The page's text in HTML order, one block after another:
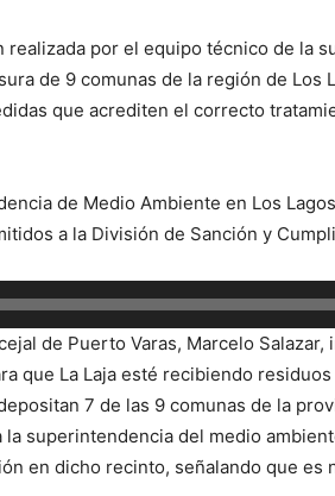
realizada por el equipo técnico de la
de 9 comunas de la región de Los
que acrediten el correcto
de Medio Ambiente en Los
a la División de Sanción y
de Puerto Varas, Marcelo
que La Laja esté recibiendo
7 de las 9 comunas de la
superintendencia del medio
en dicho recinto, señalando que es